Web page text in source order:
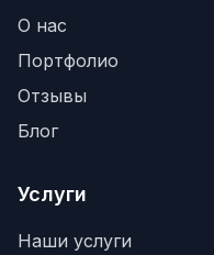
О нас
Портфолио
Отзывы
Блог
Услуги
Наши услуги